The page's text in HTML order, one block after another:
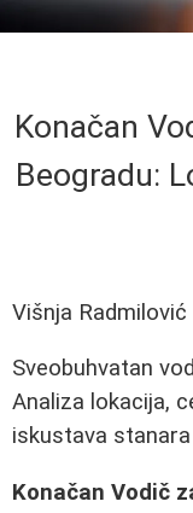
Konačan
Beogradu:
Višnja Radmilović
Sveobuhvatan
Analiza lokacija,
iskustava
Konačan Vodič